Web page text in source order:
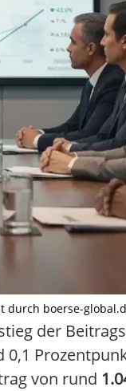
durch boerse-
der
0,1
von rund